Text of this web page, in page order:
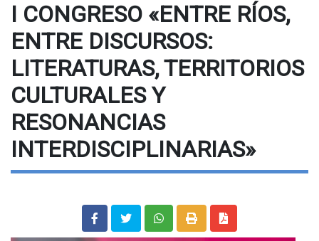
I CONGRESO «ENTRE RÍOS,
ENTRE DISCURSOS:
LITERATURAS, TERRITORIOS
CULTURALES Y
RESONANCIAS
INTERDISCIPLINARIAS»